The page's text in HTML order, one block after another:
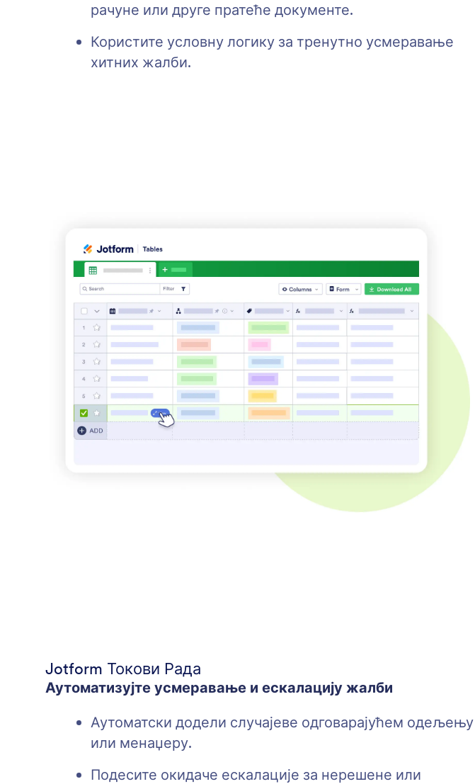
рачуне или друге пратеће документе.
Користите условну логику за тренутно усмеравање
хитних жалби.
Jotform Токови Рада
Аутоматизујте усмеравање и ескалацију жалби
Аутоматски додели случајеве одговарајућем одељењу
или менаџеру.
Подесите окидаче ескалације за нерешене или